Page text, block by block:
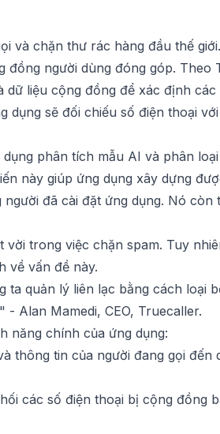
và chặn thư rác hàng đầu thế
người dùng đóng góp. Theo
liệu cộng đồng để xác định
sẽ đối chiếu số điện thoại
phân tích mẫu AI và phân
này giúp ứng dụng xây dựng
đã cài đặt ứng dụng. Nó còn
trong việc chặn spam. Tuy
về vấn đề này.
quản lý liên lạc bằng cách loại
Alan Mamedi, CEO, Truecaller.
năng chính của ứng dụng:
thông tin của người đang gọi
các số điện thoại bị cộng đồng